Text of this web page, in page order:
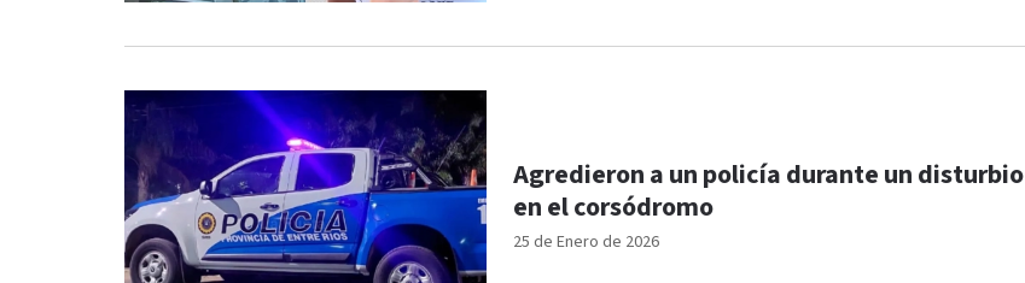
25 de Enero de 2026
Agredieron a un policía durante un disturbio
en el corsódromo